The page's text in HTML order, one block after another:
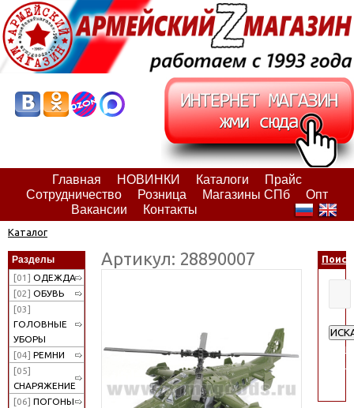
Главная НОВИНКИ Каталоги
Прайс
Сотрудничество
Розница Магазины СПб
Опт
Вакансии
Контакты
Каталог
Разделы
[01] ОДЕЖДА
[02] ОБУВЬ
[03]
ГОЛОВНЫЕ
УБОРЫ
[04] РЕМНИ
[05]
СНАРЯЖЕНИЕ
[06] ПОГОНЫ
Артикул: 28890007 Поиск